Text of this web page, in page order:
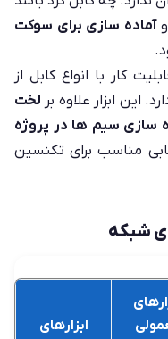
وآماده سازی برای سوکت
کار با انواع کابل از
لخت
سازی سیم ها در پروژه
مناسب برای تکنسین
شبکه
ابزارهای